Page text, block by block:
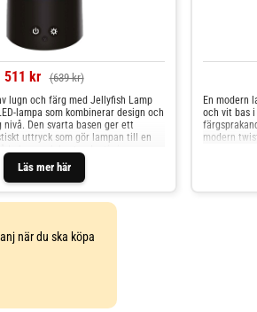
511 kr (639 kr)
Läs mer här
lugn och färg med Jellyfish Lamp
lampa som kombinerar design och
nivå. Den svarta basen ger ett
uttryck som gör lampan till en
hem och kontor. Inuti simmar
mjukt upp och ner i vattnet,
RGB-färger som skapar en
effekt. Med enkel styrning via
justera färgläge, ljusstyrka och
blått till pulserande färgspel. Det
En modern
och vit bas i
modern
när du ska köpa